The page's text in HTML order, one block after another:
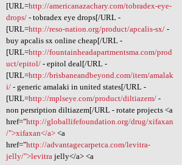
[URL=http://americanazachary.com/tobradex-eye-
drops/- tobradex eye drops[/URL -
[URL=http://reso-nation.org/product/apcalis-sx/-
buy apcalis sx online cheap[/URL -
[URL=http://fountainheadapartmentsma.com/prod
uct/epitol/- epitol deal[/URL -
[URL=http://brisbaneandbeyond.com/item/amalak
i/- generic amalaki in united states[/URL -
[URL=http://mplseye.com/product/diltiazem/-
non persription diltiazem[/URL - rotate projects <a
href="http://globallifefoundation.org/drug/xifaxan
/">xifaxan</a><a
href="http://advantagecarpetca.com/levitra-
jelly/">levitra jelly</a> <a